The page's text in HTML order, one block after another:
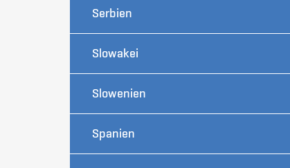
Serbien
Slowakei
Slowenien
Spanien